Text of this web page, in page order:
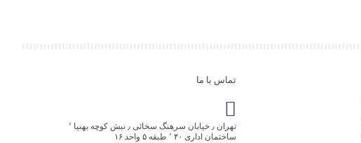
تماس با ما
تهران ٫ خیابان سرهنگ سخائی ٫ نبش کوچه بهنیا ٬
ساختمان اداری ۴۰ ٬ طبقه ۵ واحد ۱۶